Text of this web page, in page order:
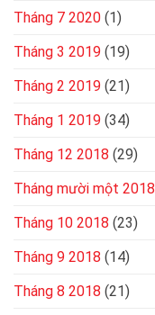
Tháng 7 2020 (1)
Tháng 3 2019 (19)
Tháng 2 2019 (21)
Tháng 1 2019 (34)
Tháng 12 2018 (29)
Tháng mười một 2018
Tháng 10 2018 (23)
Tháng 9 2018 (14)
Tháng 8 2018 (21)